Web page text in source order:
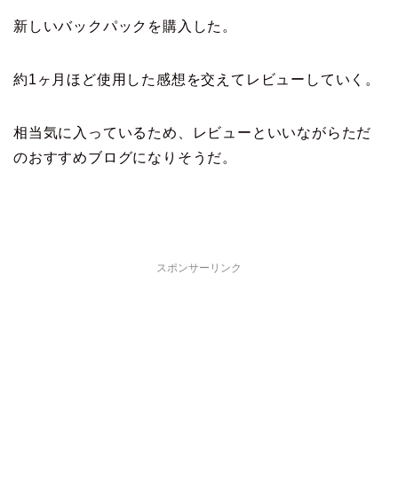
新しいバックパックを購入した。
約1ヶ月ほど使用した感想を交えてレビューしていく。
相当気に入っているため、レビューといいながらただ
のおすすめブログになりそうだ。
スポンサーリンク